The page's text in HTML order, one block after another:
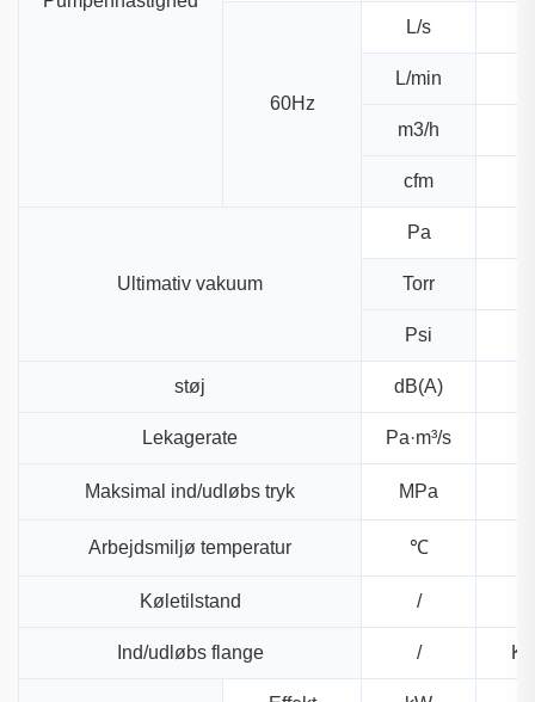
60Hz
L/s
L/min
m3/h
cfm
Ultimativ vakuum
Pa
Torr
Psi
støj dB(A)
Lekagerate Pa·m³/s
Maksimal ind/udløbs tryk MPa
Arbejdsmiljø temperatur ℃
Køletilstand /
Ind/udløbs flange /